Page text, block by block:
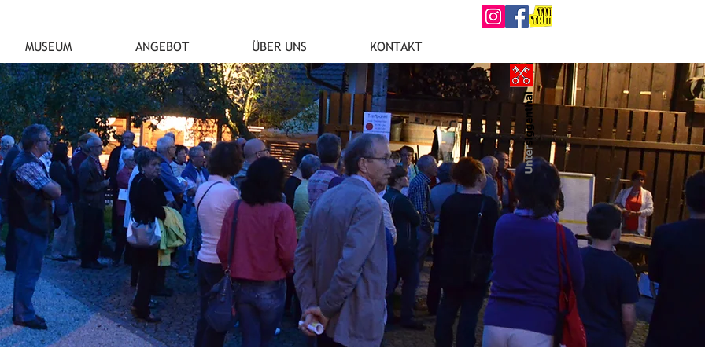
MUSEUM ANGEBOT ÜBER UNS KONTAKT